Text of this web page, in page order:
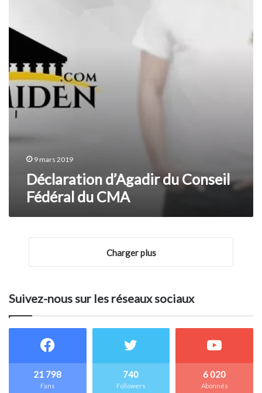
CMA
9 mars 2019
Déclaration d’Agadir du Conseil
Fédéral du CMA
Charger plus
Suivez-nous sur les réseaux sociaux
21 798
Fans
740
Followers
6 020
Abonnés